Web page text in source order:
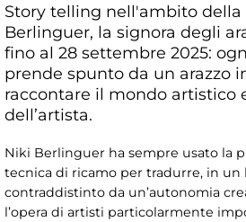
Story telling nell'ambito della
Berlinguer, la signora degli
fino al 28 settembre 2025:
prende spunto da un arazzo
raccontare il mondo artistico
dell’artista.
Niki Berlinguer ha sempre usato la
tecnica di ricamo per tradurre, in
contraddistinto da un’autonomia
l’opera di artisti particolarmente